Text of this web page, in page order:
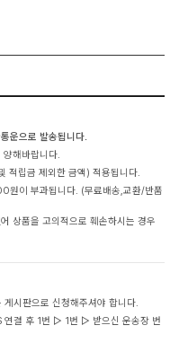
운으로 발송됩니다.
해바랍니다.
적립금 제외한 금액) 적용됩니다.
원이 부과됩니다. (무료배송,교환/반품
상품을 고의적으로 훼손하시는 경우
시판으로 신청해주셔야 합니다.
결 후 1번 ▷ 1번 ▷ 받으신 운송장 번